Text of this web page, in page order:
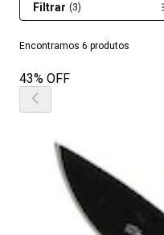
Encontramos 6 produtos
Filtrar (3)
43% OFF